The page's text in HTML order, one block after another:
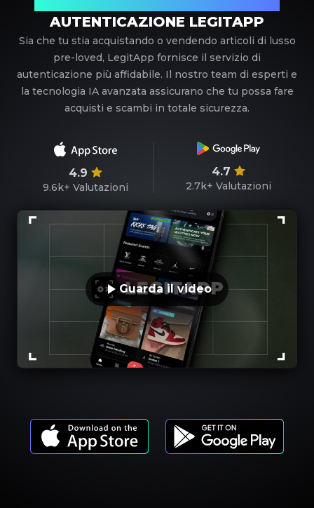
AUTENTICAZIONE LEGITAPP
Sia che tu stia acquistando o vendendo articoli di lusso
pre-loved, LegitApp fornisce il servizio di
autenticazione più affidabile. Il nostro team di esperti e
la tecnologia IA avanzata assicurano che tu possa fare
acquisti e scambi in totale sicurezza.
4.9
9.6k+ Valutazioni
4.7
2.7k+ Valutazioni
Guarda il video